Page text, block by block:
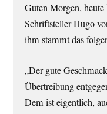
Guten Morgen, heute
Schriftsteller Hugo
ihm stammt das
„Der gute
Übertreibung
Dem ist eigentlich,